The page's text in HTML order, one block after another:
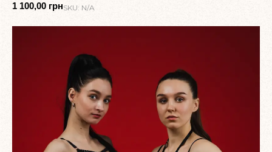
1 100,00 грнSKU: N/A